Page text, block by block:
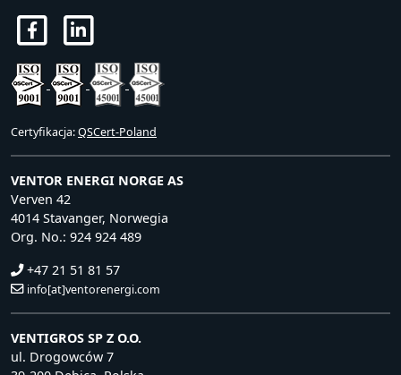
Certyfikacja:QSCert-Poland
VENTOR ENERGI NORGE AS
Verven 42
4014 Stavanger, Norwegia
Org. No.: 924 924 489
+47 21 51 81 57
info[at]ventorenergi.com
VENTIGROS SP Z O.O.
ul. Drogowców 7